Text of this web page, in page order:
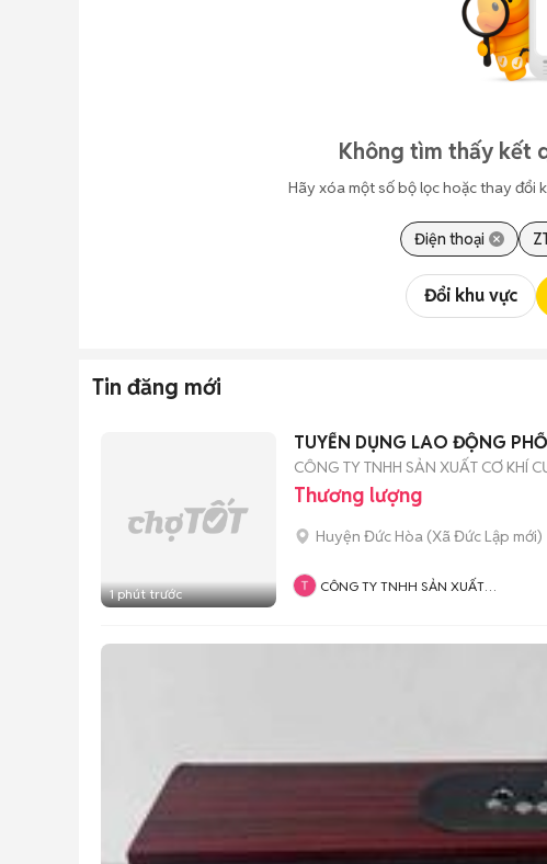
Không tìm thấy kết
Hãy xóa một số bộ lọc hoặc thay đổi
Điện thoại
Đổi khu vực
Tin đăng mới
1 phút trước
TUYỂN DỤNG LAO ĐỘNG
CÔNG TY TNHH SẢN XUẤT CƠ KHÍ
Thương lượng
Huyện Đức Hòa (Xã Đức Lập mới)
CÔNG TY TNHH SẢN XUẤT